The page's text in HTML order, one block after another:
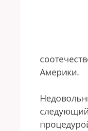
Америки.